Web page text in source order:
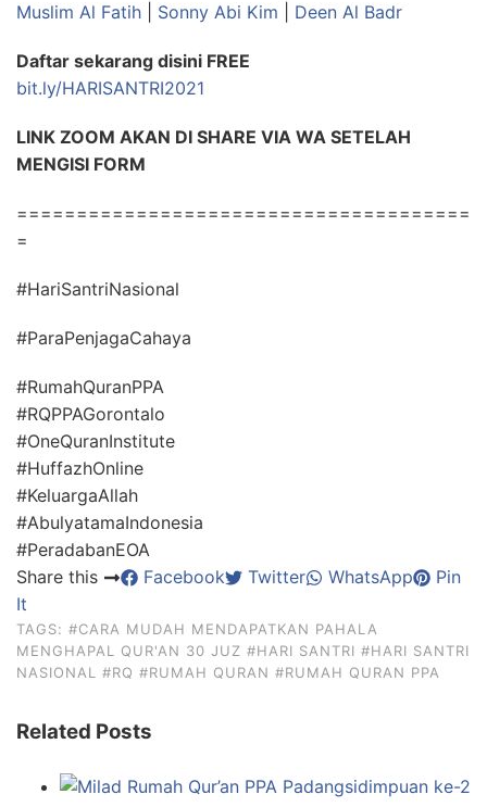
Muslim Al Fatih
Sonny Abi Kim Deen Al Badr
Daftar sekarang disini FREE
bit.ly/HARISANTRI2021
LINK ZOOM AKAN DI SHARE VIA WA SETELAH
MENGISI FORM
======================================
=
#HariSantriNasional
#ParaPenjagaCahaya
#RumahQuranPPA
#RQPPAGorontalo
#OneQuranInstitute
#HuffazhOnline
#KeluargaAllah
#AbulyatamaIndonesia
#PeradabanEOA
Share this
Facebook Twitter WhatsApp
Pin
It
TAGS: #CARA MUDAH MENDAPATKAN PAHALA
MENGHAPAL QUR'AN 30 JUZ #HARI SANTRI #HARI SANTRI
NASIONAL
#RQ #RUMAH QURAN #RUMAH QURAN PPA
Related Posts